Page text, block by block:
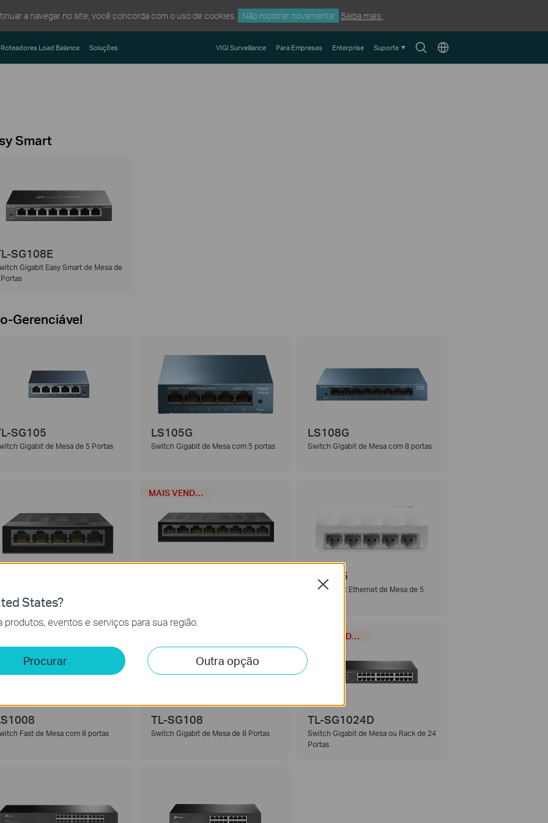
a navegar no site, você concorda com o uso de cookies. Não mostrar novamente Saiba mais
SearchChoose
Roteadores Load Balance Soluções VIGI Surveillance Para Empresas Enterprise Suporte
Smart
SG108E
Gigabit Easy Smart de Mesa de
Gerenciável
SG105
Gigabit de Mesa de 5 Portas
LS105G
Switch Gigabit de Mesa com 5 portas
LS108G
Switch Gigabit de Mesa com 8 portas
MAIS VENDIDO
LS1005
Switch Fast Ethernet de Mesa de 5
Fast de Mesa com 8 portas
TL-SG108
Switch Gigabit de Mesa de 8 Portas
MAIS VENDIDO
TL-SG1024D
Switch Gigabit de Mesa ou Rack de 24
Portas
States?
produtos, eventos e serviços para sua região.
Procurar Outra opção
Close